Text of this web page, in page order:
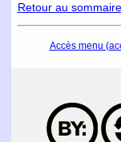
Retour au
Accès menu